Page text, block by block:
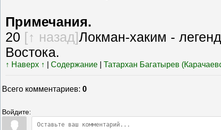
Примечания.
20 [↑ назад]Локман-хаким -
Востока.
↑ Наверх ↑ Содержание Татархан Багатырев
Всего комментариев: 0
Войдите: